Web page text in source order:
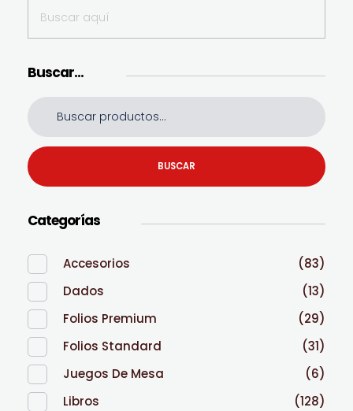
Buscar…
BUSCAR
Categorías
Accesorios
(83)
Dados
(13)
Folios Premium
(29)
Folios Standard
(31)
Juegos De Mesa
(6)
Libros
(128)